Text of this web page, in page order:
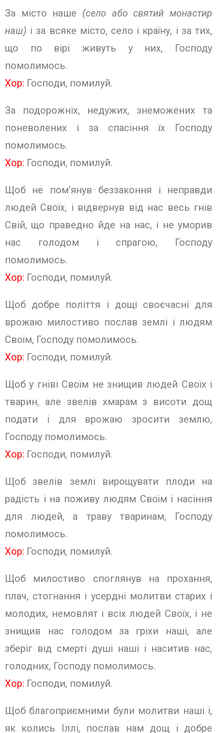
За місто наше (село або святий монастир
наш) і за всяке місто, село і країну, і за тих,
що по вірі живуть у них, Господу
помолимось.
Хор: Господи, помилуй.
За подорожніх, недужих, знеможених та
поневолених і за спасіння їх Господу
помолимось.
Хор: Господи, помилуй.
Щоб не пом’янув беззаконня і неправди
людей Своїх, і відвернув від нас весь гнів
Свій, що праведно йде на нас, і не уморив
нас голодом і спрагою, Господу
помолимось.
Хор: Господи, помилуй.
Щоб добре поліття і дощі своєчасні для
врожаю милостиво послав землі і людям
Своїм, Господу помолимось.
Хор: Господи, помилуй.
Щоб у гніві Своїм не знищив людей Своїх і
тварин, але звелів хмарам з висоти дощ
подати і для врожаю зросити землю,
Господу помолимось.
Хор: Господи, помилуй.
Щоб звелів землі вирощувати плоди на
радість і на поживу людям Своїм і насіння
для людей, а траву тваринам, Господу
помолимось.
Хор: Господи, помилуй.
Щоб милостиво споглянув на прохання,
плач, стогнання і усердні молитви старих і
молодих, немовлят і всіх людей Своїх, і не
знищив нас голодом за гріхи наші, але
зберіг від смерті душі наші і наситив нас,
голодних, Господу помолимось.
Хор: Господи, помилуй.
Щоб благоприємними були молитви наші і,
як колись Іллі, послав нам дощ і добре